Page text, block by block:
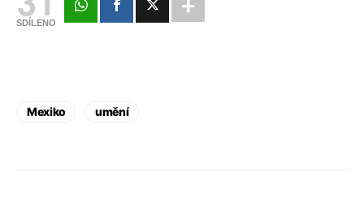
SDÍLENO
Mexiko umění